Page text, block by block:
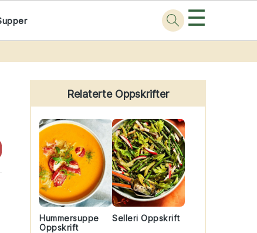
☰
Primary
Sidebar
Relaterte Oppskrifter
Hummersuppe
Oppskrift
Selleri Oppskrift